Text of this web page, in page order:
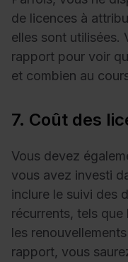
de licences à
elles sont utilisées.
rapport pour voir
et combien au
7. Coût des
Vous devez
vous avez investi
inclure le suivi des
récurrents, tels
les
rapport, vous